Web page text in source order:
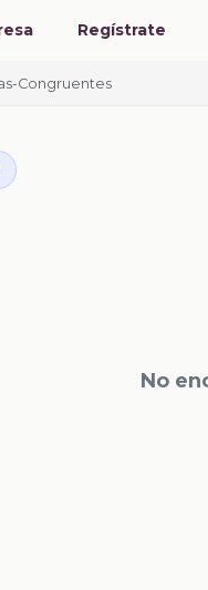
Regístrate
Congruentes
No